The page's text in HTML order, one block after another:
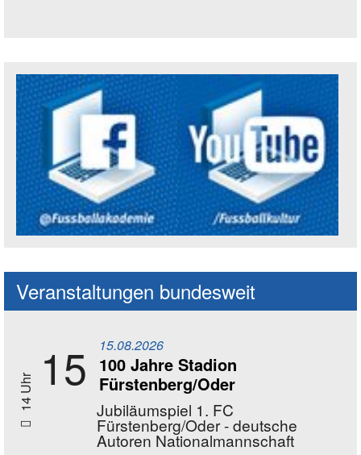
Veranstaltungen bundesweit
14 Uhr 15 15.08.2026
100 Jahre Stadion
Fürstenberg/Oder
Jubiläumspiel 1. FC
Fürstenberg/Oder - deutsche
Autoren Nationalmannschaft